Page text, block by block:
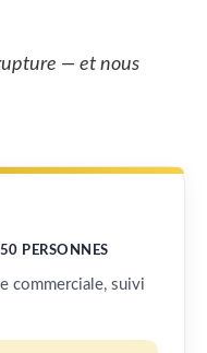
— et nous
PERSONNES
commerciale, suivi